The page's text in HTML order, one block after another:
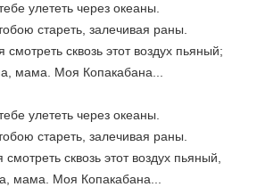
улететь через океаны.
стареть, залечивая раны.
сквозь этот воздух пьяный;
мама. Моя Копакабана...
улететь через океаны.
стареть, залечивая раны.
сквозь этот воздух пьяный,
мама. Моя Копакабана...